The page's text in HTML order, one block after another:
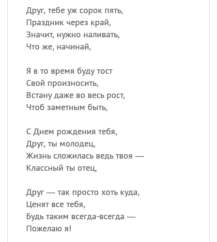
Друг, тебе уж сорок пять,
Праздник через край,
Значит, нужно наливать,
Что же, начинай,
Я в то время буду тост
Свой произносить,
Встану даже во весь рост,
Чтоб заметным быть,
С Днем рождения тебя,
Друг, ты молодец,
Жизнь сложилась ведь твоя —
Классный ты отец,
Друг — так просто хоть куда,
Ценят все тебя,
Будь таким всегда-всегда —
Пожелаю я!